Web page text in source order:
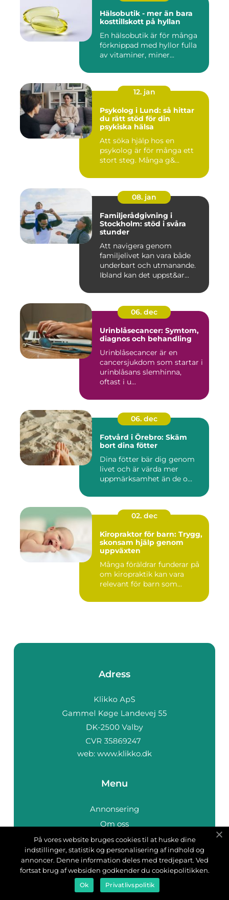
Hälsobutik - mer än bara
kosttillskott på hyllan
En hälsobutik är för många
förknippad med hyllor fulla
av vitaminer, miner...
12. jan
Psykolog i Lund: så hittar
du rätt stöd för din
psykiska hälsa
Att söka hjälp hos en
psykolog är för många ett
stort steg. Många g&...
08. jan
Familjerådgivning i
Stockholm: stöd i svåra
stunder
Att navigera genom
familjelivet kan vara både
underbart och utmanande.
Ibland kan det uppst&ar...
06. dec
Urinblåsecancer: Symtom,
diagnos och behandling
Urinblåsecancer är en
cancersjukdom som startar i
urinblåsans slemhinna,
oftast i u...
06. dec
Fotvård i Örebro: Skäm
bort dina fötter
Dina fötter bär dig genom
livet och är värda mer
uppmärksamhet än de o...
02. dec
Kiropraktor för barn: Trygg,
skonsam hjälp genom
uppväxten
Många föräldrar funderar på
om kiropraktik kan vara
relevant för barn som...
Adress
web: www.klikko.dk
Menu
Annonsering
Om oss
Cookies
Kontakta oss
Sitemap
På vores website bruges cookies til at huske dine
indstillinger, statistik og personalisering af indhold og
annoncer. Denne information deles med tredjepart. Ved
fortsat brug af websiden godkender du cookiepolitikken.
Ok Privatlivspolitik